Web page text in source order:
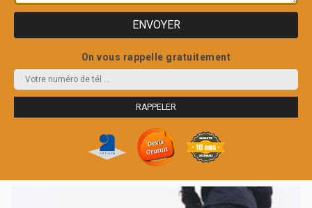
On vous rappelle gratuitement